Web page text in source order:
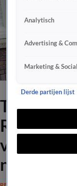
Rodanya
nichtje
Analytisch
Advertising &
Marketing &
Derde partijen lijst